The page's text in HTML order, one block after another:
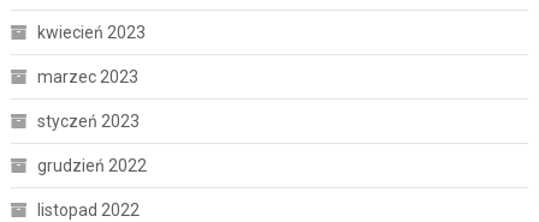
kwiecień 2023
marzec 2023
styczeń 2023
grudzień 2022
listopad 2022